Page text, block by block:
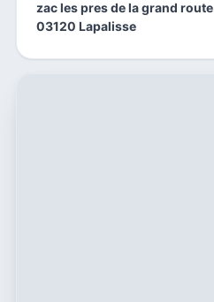
zac les pres de la grand route
03120 Lapalisse